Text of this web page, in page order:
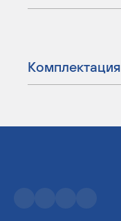
Комплектация